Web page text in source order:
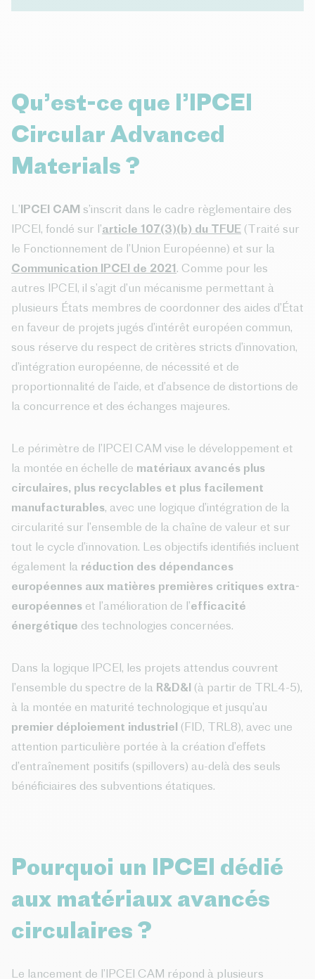
Qu’est-ce que l’IPCEI
Circular Advanced
Materials ?
L’IPCEI CAM s’inscrit dans le cadre règlementaire des
IPCEI, fondé sur l’article 107(3)(b) du TFUE (Traité sur
le Fonctionnement de l’Union Européenne) et sur la
Communication IPCEI de 2021. Comme pour les
autres IPCEI, il s’agit d’un mécanisme permettant à
plusieurs États membres de coordonner des aides d’État
en faveur de projets jugés d’intérêt européen commun,
sous réserve du respect de critères stricts d’innovation,
d’intégration européenne, de nécessité et de
proportionnalité de l’aide, et d’absence de distortions de
la concurrence et des échanges majeures.
Le périmètre de l’IPCEI CAM vise le développement et
la montée en échelle de matériaux avancés plus
circulaires, plus recyclables et plus facilement
manufacturables, avec une logique d’intégration de la
circularité sur l’ensemble de la chaîne de valeur et sur
tout le cycle d’innovation. Les objectifs identifiés incluent
également la réduction des dépendances
européennes aux matières premières critiques extra-
européennes et l’amélioration de l’efficacité
énergétique des technologies concernées.
Dans la logique IPCEI, les projets attendus couvrent
l’ensemble du spectre de la R&D&I (à partir de TRL4-5),
à la montée en maturité technologique et jusqu’au
premier déploiement industriel (FID, TRL8), avec une
attention particulière portée à la création d’effets
d’entraînement positifs (spillovers) au-delà des seuls
bénéficiaires des subventions étatiques.
Pourquoi un IPCEI dédié
aux matériaux avancés
circulaires ?
Le lancement de l’IPCEI CAM répond à plusieurs